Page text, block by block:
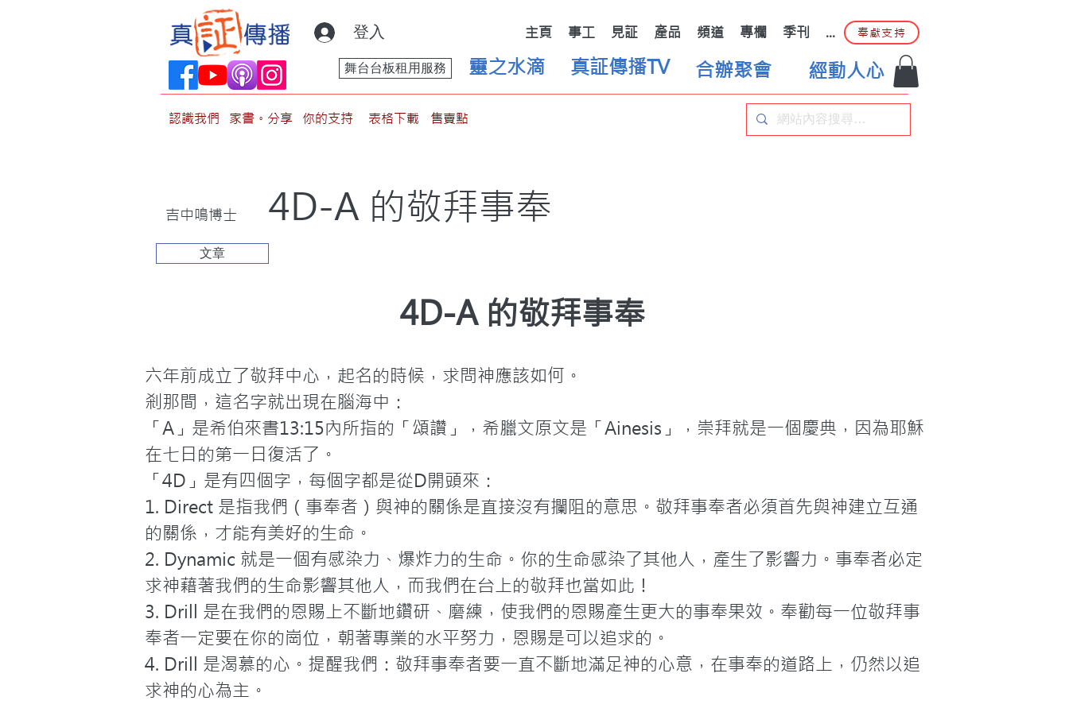
登入 主頁 事工 見証 產品 頻道 專欄 季刊 ... 奉獻支持
靈之水滴
舞台台板租用服務 真証傳播TV 合辦聚會 經動人心
認識我們 家書。分享 你的支持 表格下載 售賣點
吉中鳴博士 4D-A 的敬拜事奉
文章
4D-A 的敬拜事奉
六年前成立了敬拜中心，起名的時候，求問神應該如何。
剎那間，這名字就出現在腦海中：
「A」是希伯來書13:15內所指的「頌讚」，希臘文原文是「Ainesis」，崇拜就是一個慶典，因為耶穌
在七日的第一日復活了。
「4D」是有四個字，每個字都是從D開頭來：
1. Direct 是指我們（事奉者）與神的關係是直接沒有攔阻的意思。敬拜事奉者必須首先與神建立互通
的關係，才能有美好的生命。
2. Dynamic 就是一個有感染力、爆炸力的生命。你的生命感染了其他人，產生了影響力。事奉者必定
求神藉著我們的生命影響其他人，而我們在台上的敬拜也當如此！
3. Drill 是在我們的恩賜上不斷地鑽研、磨練，使我們的恩賜產生更大的事奉果效。奉勸每一位敬拜事
奉者一定要在你的崗位，朝著專業的水平努力，恩賜是可以追求的。
4. Drill 是渴慕的心。提醒我們：敬拜事奉者要一直不斷地滿足神的心意，在事奉的道路上，仍然以追
求神的心為主。